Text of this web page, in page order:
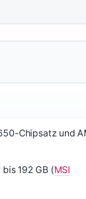
Chipsatz und
192 GB (MSI